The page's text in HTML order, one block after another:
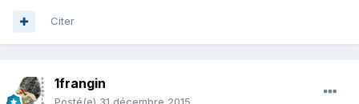
Citer
1frangin